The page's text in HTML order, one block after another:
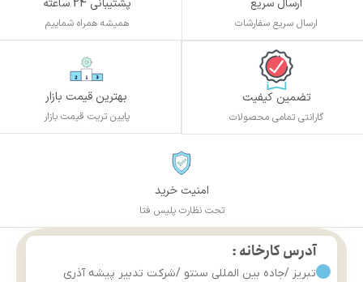
ارسال سریع
ارسال سریع سفارشات
پشتیبانی 24 ساعته
همیشه همراه شماییم
تضمین کیفیت
گارانتی تمامی محصولات
بهترین قیمت بازار
پایین تریت قیمت بازار
امنیت خرید
تحت نظارت پلیس فتا
آدرس کارخانه :
تبریز /جاده بین المللی سنتو /شرکت تدبیر پیشه آذری